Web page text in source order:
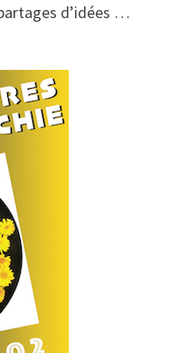
d’idées …